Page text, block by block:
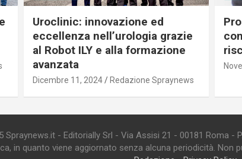
Uroclinic: innovazione ed
eccellenza nell’urologia grazie
al Robot ILY e alla formazione
avanzata
Dicembre 11, 2024 Redazione Spraynews
Spraynews.it - Editorially Srl - Via Assisi 21 - 00181 Roma -
in quanto viene aggiornato senza alcuna periodicità. Non